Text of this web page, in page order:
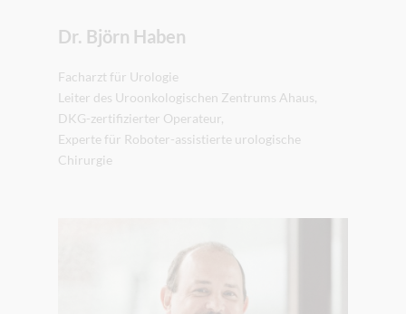
Dr. Björn Haben
Facharzt für Urologie
Leiter des Uroonkologischen Zentrums Ahaus,
DKG-zertifizierter Operateur,
Experte für Roboter-assistierte urologische
Chirurgie